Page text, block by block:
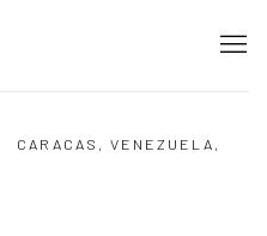
CARACAS, VENEZUELA,